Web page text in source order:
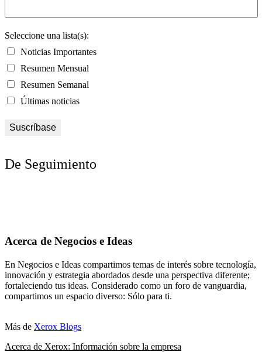
Seleccione una lista(s):
Noticias Importantes
Resumen Mensual
Resumen Semanal
Últimas noticias
De Seguimiento
Acerca de Negocios e Ideas
En Negocios e Ideas compartimos temas de interés sobre tecnología,
innovación y estrategia abordados desde una perspectiva diferente;
fortaleciendo tus ideas. Considerado como un foro de vanguardia,
compartimos un espacio diverso: Sólo para ti.
Más de Xerox Blogs
Acerca de Xerox: Información sobre la empresa